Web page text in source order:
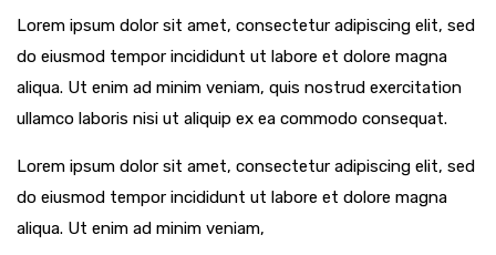
Lorem ipsum dolor sit amet, consectetur adipiscing elit, sed
do eiusmod tempor incididunt ut labore et dolore magna
aliqua. Ut enim ad minim veniam, quis nostrud exercitation
ullamco laboris nisi ut aliquip ex ea commodo consequat.
Lorem ipsum dolor sit amet, consectetur adipiscing elit, sed
do eiusmod tempor incididunt ut labore et dolore magna
aliqua. Ut enim ad minim veniam,